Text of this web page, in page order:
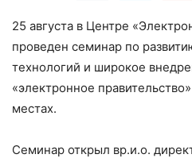
25 августа в Центре
проведен семинар по
технологий и широкое
«электронное
местах.
Семинар открыл вр.и.о.